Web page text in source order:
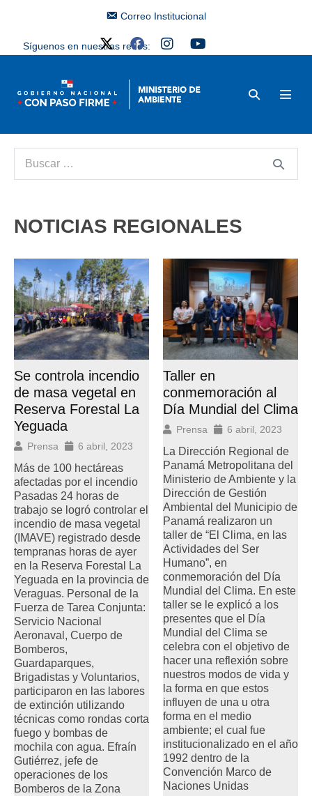
Correo Institucional
Síguenos en nuestras redes:
NOTICIAS REGIONALES
Se controla incendio
de masa vegetal en
Reserva Forestal La
Yeguada
Prensa 6 abril, 2023
Más de 100 hectáreas
afectadas por el incendio
Pasadas 24 horas de
trabajo se logró controlar el
incendio de masa vegetal
(IMAVE) registrado desde
tempranas horas de ayer
en la Reserva Forestal La
Yeguada en la provincia de
Veraguas. Personal de la
Fuerza de Tarea Conjunta:
Servicio Nacional
Aeronaval, Cuerpo de
Bomberos,
Guardaparques,
Brigadistas y Voluntarios,
participaron en las labores
de extinción utilizando
técnicas como rondas corta
fuego y bombas de
mochila con agua. Efraín
Gutiérrez, jefe de
operaciones de los
Bomberos de la Zona
Taller en
conmemoración al
Día Mundial del Clima
Prensa 6 abril, 2023
La Dirección Regional de
Panamá Metropolitana del
Ministerio de Ambiente y la
Dirección de Gestión
Ambiental del Municipio de
Panamá realizaron un
taller de “El Clima, en las
Actividades del Ser
Humano”, en
conmemoración del Día
Mundial del Clima. En este
taller se le explicó a los
presentes que el Día
Mundial del Clima se
celebra con el objetivo de
hacer una reflexión sobre
nuestros modos de vida y
la forma en que estos
influyen de una u otra
forma en el medio
ambiente; el cual fue
institucionalizado en el año
1992 dentro de la
Convención Marco de
Naciones Unidas